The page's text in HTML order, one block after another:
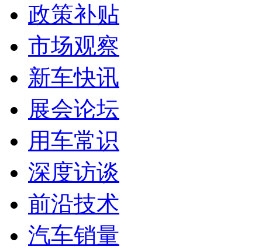
政策补贴
市场观察
新车快讯
展会论坛
用车常识
深度访谈
前沿技术
汽车销量